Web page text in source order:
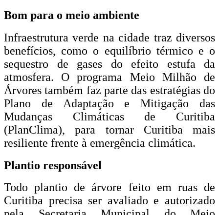
Bom para o meio ambiente
Infraestrutura verde na cidade traz diversos
benefícios, como o equilíbrio térmico e o
sequestro de gases do efeito estufa da
atmosfera. O programa Meio Milhão de
Árvores também faz parte das estratégias do
Plano de Adaptação e Mitigação das
Mudanças Climáticas de Curitiba
(PlanClima), para tornar Curitiba mais
resiliente frente à emergência climática.
Plantio responsável
Todo plantio de árvore feito em ruas de
Curitiba precisa ser avaliado e autorizado